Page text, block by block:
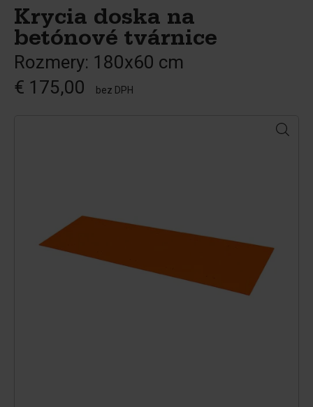
Krycia doska na
betónové tvárnice
Rozmery: 180x60 cm
€ 175,00
bez DPH